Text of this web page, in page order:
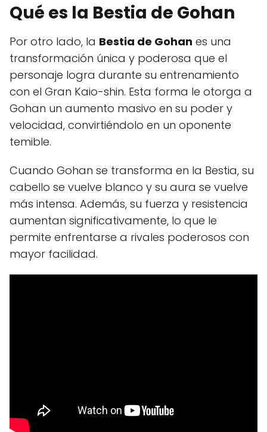
Qué es la Bestia de Gohan
Por otro lado, la Bestia de Gohan es una
transformación única y poderosa que el
personaje logra durante su entrenamiento
con el Gran Kaio-shin. Esta forma le otorga a
Gohan un aumento masivo en su poder y
velocidad, convirtiéndolo en un oponente
temible.
Cuando Gohan se transforma en la Bestia, su
cabello se vuelve blanco y su aura se vuelve
más intensa. Además, su fuerza y resistencia
aumentan significativamente, lo que le
permite enfrentarse a rivales poderosos con
mayor facilidad.